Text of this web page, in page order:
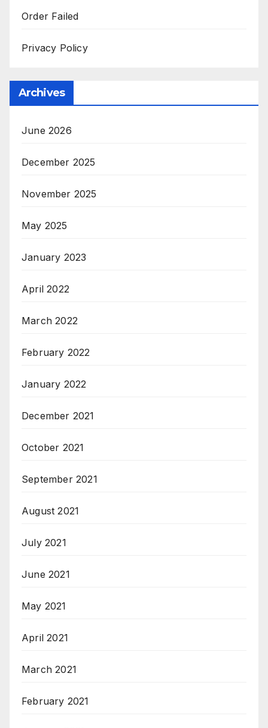
Order Failed
Privacy Policy
Archives
June 2026
December 2025
November 2025
May 2025
January 2023
April 2022
March 2022
February 2022
January 2022
December 2021
October 2021
September 2021
August 2021
July 2021
June 2021
May 2021
April 2021
March 2021
February 2021